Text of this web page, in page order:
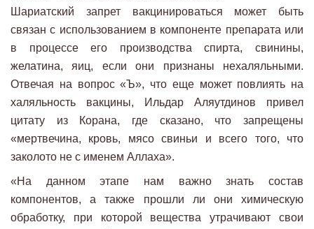
Шариатский запрет вакцинироваться может быть
связан с использованием в компоненте препарата или
в процессе его производства спирта, свинины,
желатина, яиц, если они признаны нехаляльными.
Отвечая на вопрос «Ъ», что еще может повлиять на
халяльность вакцины, Ильдар Аляутдинов привел
цитату из Корана, где сказано, что запрещены
«мертвечина, кровь, мясо свиньи и всего того, что
заколото не с именем Аллаха».
«На данном этапе нам важно знать состав
компонентов, а также прошли ли они химическую
обработку, при которой вещества утрачивают свои